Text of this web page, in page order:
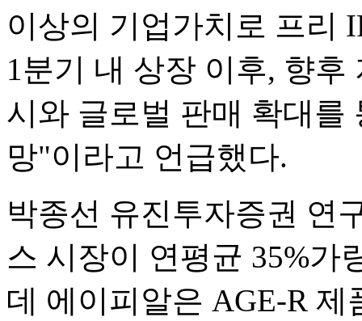
이상의 기업가치로 프리
1분기 내 상장 이후, 향
시와 글로벌 판매 확대를
망"이라고 언급했다.
박종선 유진투자증권 연
스 시장이 연평균 35%가
데 에이피알은 AGE-R